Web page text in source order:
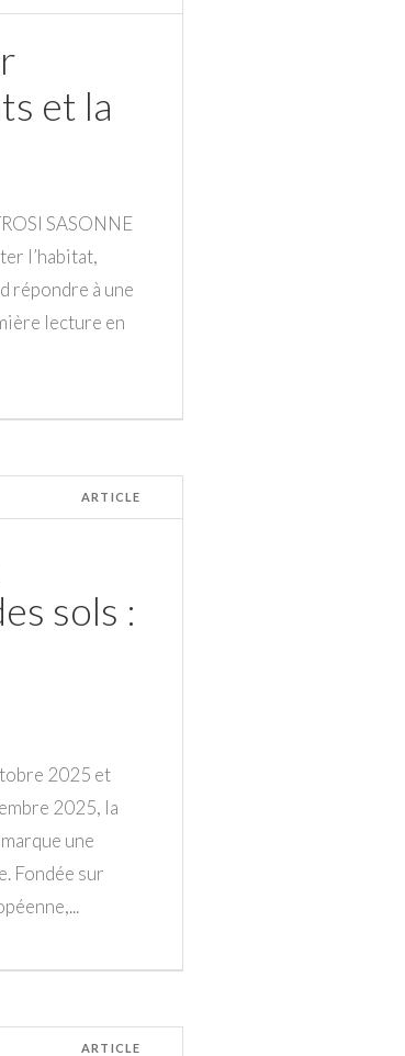
et la
SASONNE
l’habitat,
répondre à une
lecture en
ARTICLE
sols :
2025 et
2025, la
une
Fondée sur
ARTICLE